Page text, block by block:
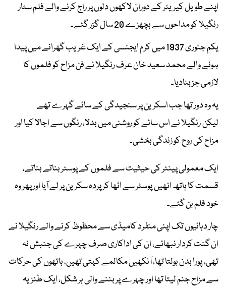
اپنے طویل کیریئر کے دوران لاکھوں دلوں پر راج کرنے والے فلم سٹار
رنگیلا کو مداحوں سے بچھڑے 20 سال گزر گئے۔
یکم جنوری 1937 میں کرم ایجنسی کے ایک غریب گھرانے میں پیدا
ہونے والے محمد سعید خان عرف رنگیلا نے فن مزاح کو فلموں کا
لازمی جز بنادیا۔
یہ وہ دور تھا جب اسکرین پر سنجیدگی کے سائے گہرے تھے
لیکن رنگیلا نے اس سائے کو روشنی میں بدلا، رنگوں سے اجالا کیا اور
مزاح کی روح کو زندگی بخشی۔
ایک معمولی پینٹر کی حیثیت سے فلموں کے پوسٹر بناتے بناتے،
قسمت کا ہاتھ انھیں پوسٹر سے اٹھا کر پردہ سکرین پر لے آیا اور پھر وہ
خود فلم بن گئے۔
چار دہائیوں تک اپنی منفرد کامیڈی سے محظوظ کرنے والے رنگیلا نے
ان گنت کردار نبھائے، ان کی اداکاری صرف چہرے کی جنبش نہ
تھی، پورا بدن بولتا تھا، آنکھیں مکالمے کہتی تھیں، ہاتھوں کی حرکات
سے مزاح جنم لیتا تھا اور چہرے پر بننے والی ہر شکل، ایک طنزیہ